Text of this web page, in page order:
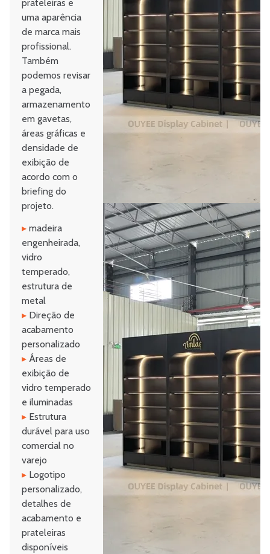
prateleiras e
uma aparência
de marca mais
profissional.
Também
podemos revisar
a pegada,
armazenamento
em gavetas,
áreas gráficas e
densidade de
exibição de
acordo com o
briefing do
projeto.
▸ madeira
engenheirada,
vidro
temperado,
estrutura de
metal
▸ Direção de
acabamento
personalizado
▸ Áreas de
exibição de
vidro temperado
e iluminadas
▸ Estrutura
durável para uso
comercial no
varejo
▸ Logotipo
personalizado,
detalhes de
acabamento e
prateleiras
disponíveis